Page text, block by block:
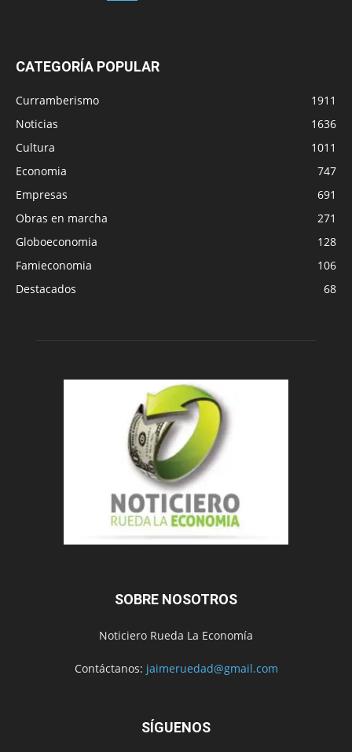
CATEGORÍA POPULAR
Curramberismo
1911
Noticias
1636
Cultura
1011
Economia
747
Empresas
691
Obras en marcha
271
Globoeconomia
128
Famieconomia
106
Destacados
68
SOBRE NOSOTROS
Noticiero Rueda La Economía
Contáctanos: jaimeruedad@gmail.com
SÍGUENOS